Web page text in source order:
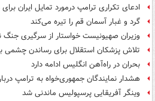
ادعای تکراری ترامپ درمورد تمایل ایران
گرد و غبار آسمان قم را تیره می‌کند
وزیران صهیونیست خواستار از سرگیری جنگ
تلاش پزشکان استقلال برای رساندن چشمی
بحران در راه‌آهن انگلیس ادامه دارد
هشدار نمایندگان جمهوری‌خواه به ترامپ
وینگر آفریقایی پرسپولیس ماندنی شد